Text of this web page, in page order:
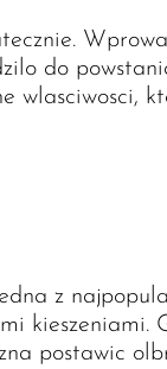
do
wlasciwosci,
z
kieszeniami.
postawic